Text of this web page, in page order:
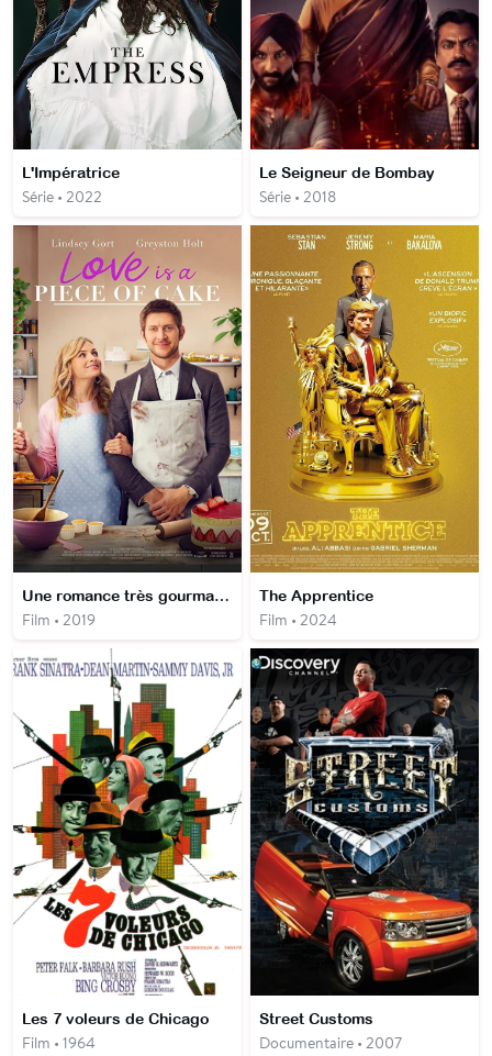
L'Impératrice
Série • 2022
Le Seigneur de Bombay
Série • 2018
Une romance très gourmande
Film • 2019
The Apprentice
Film • 2024
Les 7 voleurs de Chicago
Film • 1964
Street Customs
Documentaire • 2007